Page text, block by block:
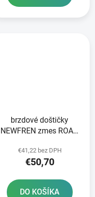
brzdové doštičky
NEWFREN zmes ROAD
v balení
€41,22 bez DPH
€50,70
DO KOŠÍKA